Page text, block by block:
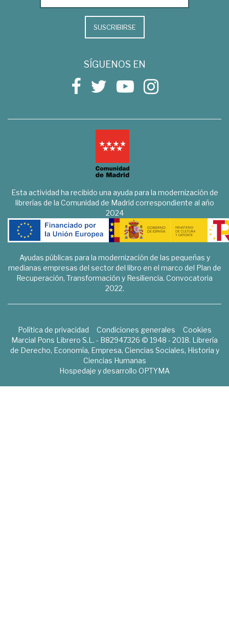
SUSCRIBIRSE
SÍGUENOS EN
Esta actividad ha recibido una ayuda para la modernización de
librerías de la Comunidad de Madrid correspondiente al año
2024
Ayudas públicas para la modernización de las pequeñas y
medianas empresas del sector del libro en el marco del Plan de
Recuperación, Transformación y Resiliencia. Convocatoria
2022.
Política de privacidad Condiciones generales
Cookies
Marcial Pons Librero S.L. - B82947326 © 1948 - 2018. Librería
de Derecho, Economía, Empresa, Ciencias Sociales, Historia y
Ciencias Humanas
Hospedaje y desarrollo OPTYMA